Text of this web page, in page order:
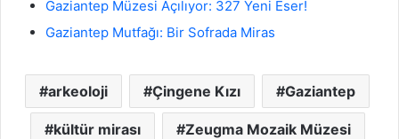
Gaziantep Müzesi Açılıyor: 327 Yeni Eser!
Gaziantep Mutfağı: Bir Sofrada Miras
arkeoloji Çingene Kızı Gaziantep
kültür mirası Zeugma Mozaik Müzesi